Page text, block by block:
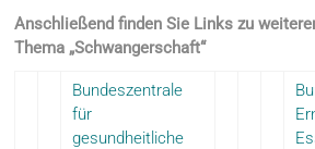
Anschließend finden Sie Links zu
Thema „Schwangerschaft“
Bundeszentrale
für
gesundheitliche